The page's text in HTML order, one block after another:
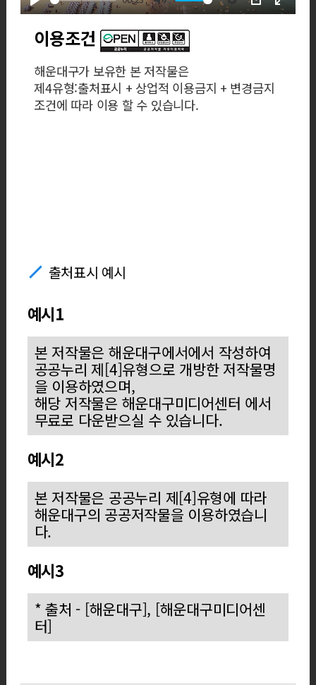
Play
Mute
Settings
PIP
Enter
이용조건
해운대구가 보유한 본 저작물은
제4유형:출처표시 + 상업적 이용금지 + 변경금지
조건에 따라 이용 할 수 있습니다.
출처표시 예시
예시1
본 저작물은 해운대구에서에서 작성하여
공공누리 제[4]유형으로 개방한 저작물명
을 이용하였으며,
해당 저작물은 해운대구미디어센터 에서
무료로 다운받으실 수 있습니다.
예시2
본 저작물은 공공누리 제[4]유형에 따라
해운대구의 공공저작물을 이용하였습니
다.
예시3
* 출처 - [해운대구], [해운대구미디어센
터]